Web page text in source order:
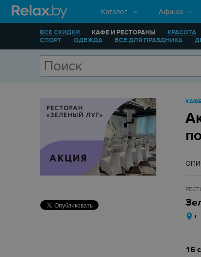
Каталог Афиша
ВСЕ СКИДКИ КАФЕ И РЕСТОРАНЫ КРАСОТА
СПОРТ
ОДЕЖДА ВСЕ ДЛЯ ПРАЗДНИКА
16